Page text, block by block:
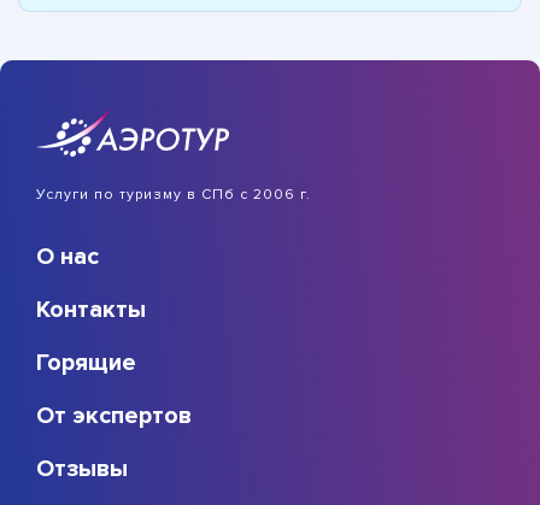
Услуги по туризму в СПб с 2006 г.
О нас
Контакты
Горящие
От экспертов
Отзывы